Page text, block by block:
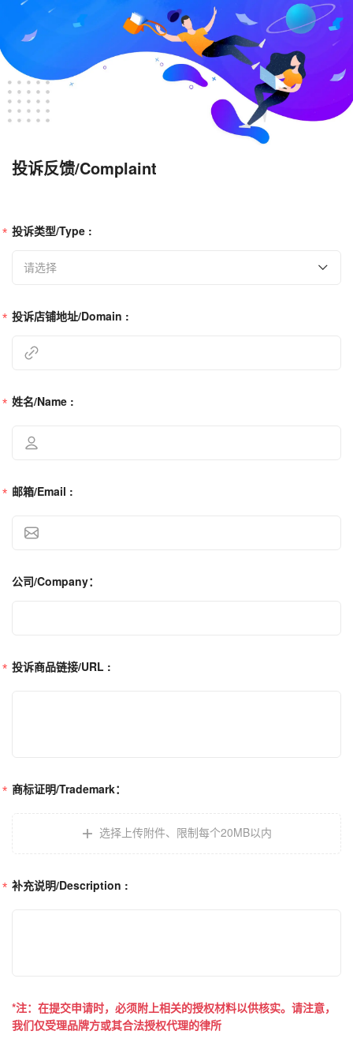
投诉反馈/Complaint
投诉类型/Type :
请选择
投诉店铺地址/Domain :
姓名/Name :
邮箱/Email :
公司/Company：
投诉商品链接/URL :
商标证明/Trademark：
选择上传附件、 限制每个20MB以内
补充说明/Description :
*注：在提交申请时，必须附上相关的授权材料以供核实。请注意，
我们仅受理品牌方或其合法授权代理的律所